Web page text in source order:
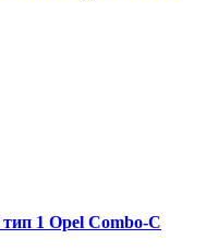
1 Opel Combo-С